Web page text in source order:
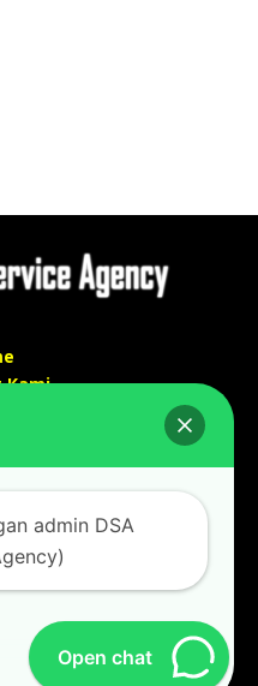
Kami
007 Jatinegara,
/ 021 48671259
admin DSA
Open chat